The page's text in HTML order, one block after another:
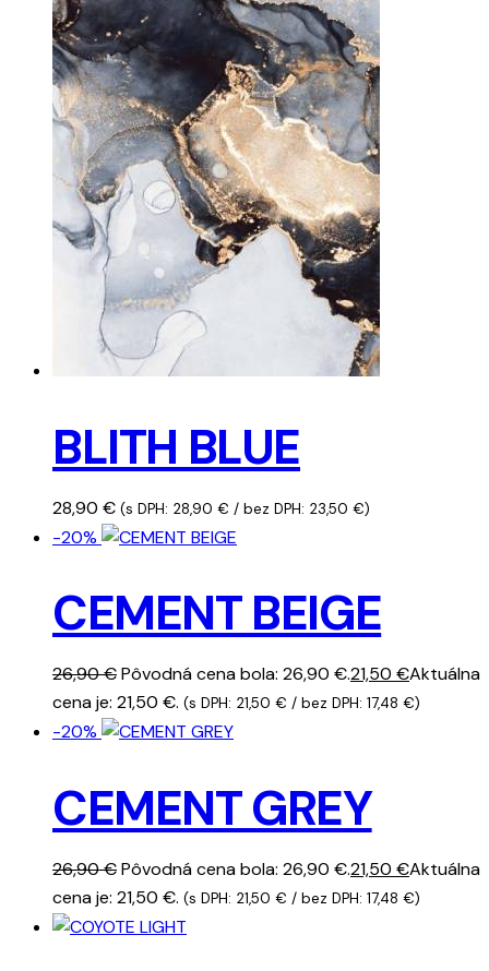
BLITH BLUE
28,90 € (s DPH: 28,90 € / bez DPH: 23,50 €)
-20%
CEMENT BEIGE
26,90€Pôvodná cena bola: 26,90 €.21,50 €Aktuálna
cena je: 21,50 €. (s DPH: 21,50 € / bez DPH: 17,48 €)
-20%
CEMENT GREY
26,90€Pôvodná cena bola: 26,90 €.21,50 €Aktuálna
cena je: 21,50 €. (s DPH: 21,50 € / bez DPH: 17,48 €)